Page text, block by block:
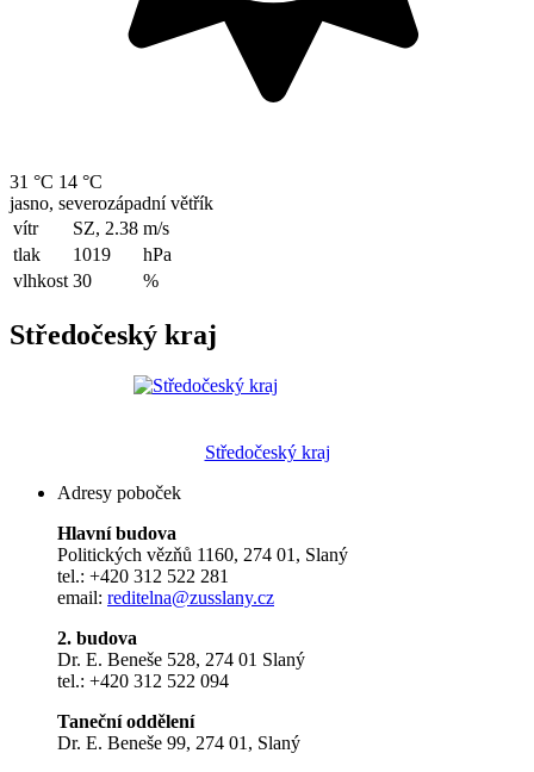
31 °C 14 °C
jasno, severozápadní větřík
vítr
SZ, 2.38 m/s
tlak
1019
hPa
vlhkost 30 %
Středočeský kraj
Středočeský kraj
Adresy poboček
Hlavní budova
Politických vězňů 1160, 274 01, Slaný
tel.: +420 312 522 281
email: reditelna@zusslany.cz
2. budova
Dr. E. Beneše 528, 274 01 Slaný
tel.: +420 312 522 094
Taneční oddělení
Dr. E. Beneše 99, 274 01, Slaný